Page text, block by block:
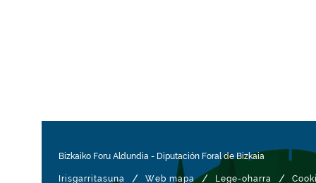
Bizkaiko Foru Aldundia - Diputación Foral de Bizkaia
Irisgarritasuna / Web mapa / Lege-oharra /